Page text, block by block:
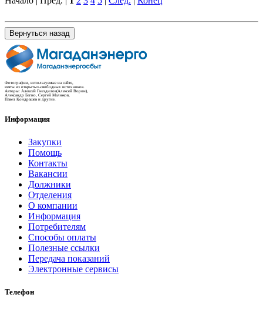
Вернуться назад
Фотографии, используемые на сайте,
взяты из открытых-свободных источников.
Авторы: Алексей Гнездилов(Алексей Ворон),
Александр Багно, Сергей Малюков,
Павел Кондрашев и другие.
Информация
Закупки
Помощь
Контакты
Вакансии
Должники
Отделения
О компании
Информация
Потребителям
Способы оплаты
Полезные ссылки
Передача показаний
Электронные сервисы
Телефон